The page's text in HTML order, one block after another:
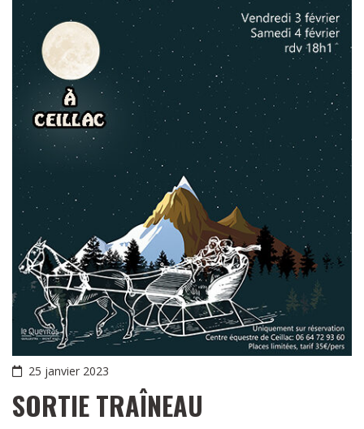
25 janvier 2023
SORTIE TRAÎNEAU